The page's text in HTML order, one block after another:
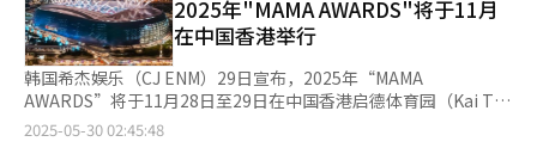
主演，改编自全球拥有庞大粉丝基础的同名网络小说。原作点击量
超过1亿次，并以韩语、英语、日语等多语种同步连载，为票房表
现奠定坚实基础。由曹政奭主演的《僵尸奶爸》同样被看作暑期档
有力竞争者。继去年暑期冠军《飞行员》后，曹政奭再次携新作回
归大银幕。 与此同时，从本月中下旬起，多部海外重磅大片也将
陆续登陆院线，暑期档竞争全面升温。经典僵尸题材《惊变28年》
的约1300亿美元，保持稳定增长势头。相比之下，韩国国内冰淇
淋市场自2015年突破2万亿韩元后，2018年起以每年超过6%的速
度持续萎缩。 乐天沃食品尤其重视印度市场的发展。今年第一季
度，印度当地气温一度接近40摄氏度，乐天沃食品印度法人的冰淇
淋营收同比增长超过30%。公司还向2017年收购的当地冰淇淋企
业Havmor追加投资约700亿韩元，用于扩充生产设备，并已正式
化教育支援，并推动文化人才的国际交流与合作。 在强化出口导
向的同时，政府将在内容策划、再创作、流通及海外拓展全流程
中，建立系统化的综合支援机制。在全球数字平台竞争加剧的环境
下，推动本土平台国际化、扩大对内容翻译、二次创作和海外营销
的投资。与此同时，为为提升政策执行力，政府也将持续扩大文化
预算。 为推动韩国文化市场的可持续发展，政府将强化打击非法
仅允许举办不涉及演唱歌曲的小型活动。因此，韩国K-POP歌手多
年来主要通过中国香港和中国澳门等地与中国粉丝保持互动。 韩
国大型娱乐公司已通过设立当地法人布局中国市场。行业龙头
HYBE娱乐（以下简称“HYBE”）今年4月初在北京成立HYBE
CHINA，并于2023年与中国领先在线音乐平台腾讯音乐签订音源
流通协议。此外，其旗下男团SEVENTEEN所属公司Pledis娱乐早
于2018年（被HYBE收购前）在华成立星灿盛世（Pledis
2025年"MAMA AWARDS"将于11月
在中国香港举行
韩国希杰娱乐（CJ ENM）29日宣布，2025年“MAMA
AWARDS”将于11月28日至29日在中国香港启德体育园（Kai Tak
Stadium）举办，并通过全球多家媒体平台进行现场直播。 这将
2025-05-30 02:45:48